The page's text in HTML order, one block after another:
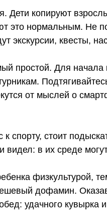
Дети копируют
это нормальным. Не
экскурсии, квесты,
простой. Для
от мыслей о
к спорту, стоит
видел: в их среде
физкультурой,
дофамин.
удачного кувырка